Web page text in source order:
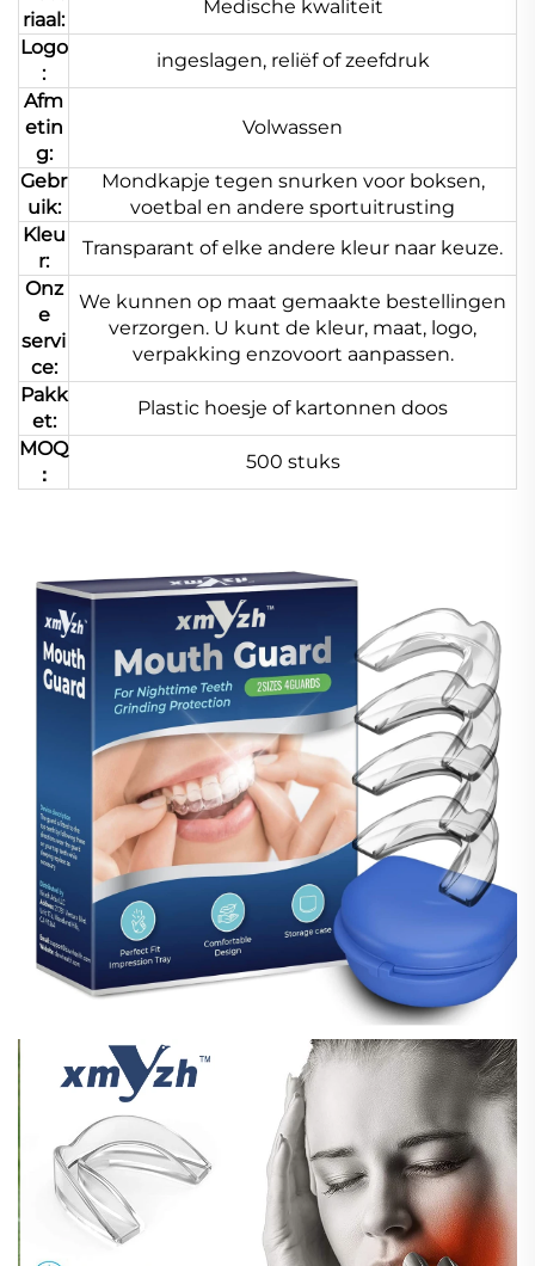
riaal:
Medische kwaliteit
Logo
:
ingeslagen, reliëf of zeefdruk
Afm
etin
g:
Volwassen
Gebr
uik:
Mondkapje tegen snurken voor boksen,
voetbal en andere sportuitrusting
Kleu
r:
Transparant of elke andere kleur naar keuze.
Onz
e
servi
ce:
We kunnen op maat gemaakte bestellingen
verzorgen. U kunt de kleur, maat, logo,
verpakking enzovoort aanpassen.
Pakk
et:
Plastic hoesje of kartonnen doos
MOQ
：
500 stuks